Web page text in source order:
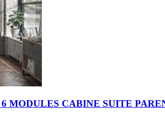
6 MODULES CABINE SUITE